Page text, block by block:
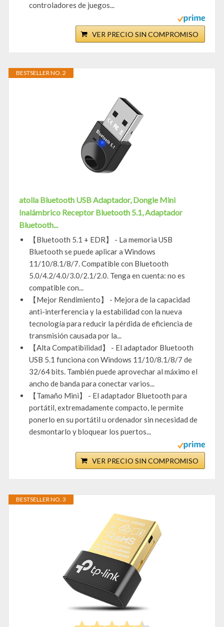
controladores de juegos...
VER PRECIO SIN COMPROMISO
BESTSELLER NO. 2
atolla Bluetooth USB Adaptador, Dongle Mini
Inalámbrico Receptor Bluetooth 5.1, Adaptador
Bluetooth...
【Bluetooth 5.1 + EDR】 - La memoria USB
Bluetooth se puede aplicar a Windows
11/10/8.1/8/7. Compatible con Bluetooth
5.0/4.2/4.0/3.0/2.1/2.0. Tenga en cuenta: no es
compatible con...
【Mejor Rendimiento】 - Mejora de la capacidad
anti-interferencia y la estabilidad con la nueva
tecnología para reducir la pérdida de eficiencia de
transmisión causada por la...
【Alta Compatibilidad】 - El adaptador Bluetooth
USB 5.1 funciona con Windows 11/10/8.1/8/7 de
32/64 bits. También puede aprovechar al máximo el
ancho de banda para conectar varios...
【Tamaño Mini】 - El adaptador Bluetooth para
portátil, extremadamente compacto, le permite
ponerlo en su portátil u ordenador sin necesidad de
desmontarlo y bloquear los puertos...
VER PRECIO SIN COMPROMISO
BESTSELLER NO. 3